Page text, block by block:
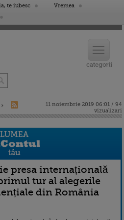
te iubesc
Vremea
11 noiembrie 2019 06:01 / 94
vizualizari
presa internațională
tur al alegerile
din România